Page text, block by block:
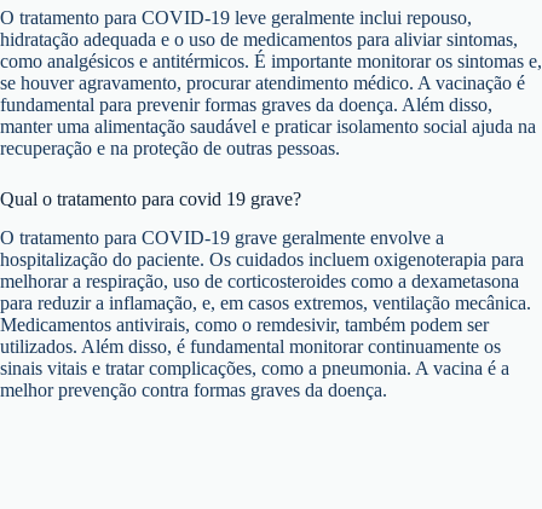
O tratamento para COVID-19 leve geralmente inclui repouso,
hidratação adequada e o uso de medicamentos para aliviar sintomas,
como analgésicos e antitérmicos. É importante monitorar os sintomas e,
se houver agravamento, procurar atendimento médico. A vacinação é
fundamental para prevenir formas graves da doença. Além disso,
manter uma alimentação saudável e praticar isolamento social ajuda na
recuperação e na proteção de outras pessoas.
Qual o tratamento para covid 19 grave?
O tratamento para COVID-19 grave geralmente envolve a
hospitalização do paciente. Os cuidados incluem oxigenoterapia para
melhorar a respiração, uso de corticosteroides como a dexametasona
para reduzir a inflamação, e, em casos extremos, ventilação mecânica.
Medicamentos antivirais, como o remdesivir, também podem ser
utilizados. Além disso, é fundamental monitorar continuamente os
sinais vitais e tratar complicações, como a pneumonia. A vacina é a
melhor prevenção contra formas graves da doença.